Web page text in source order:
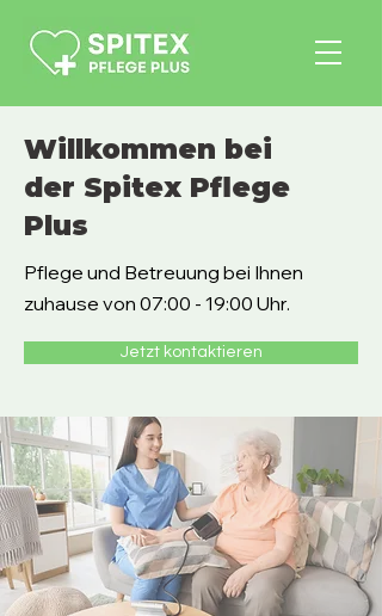
Willkommen bei
der Spitex Pflege
Plus
Pflege und Betreuung bei Ihnen
zuhause von 07:00 - 19:00 Uhr.
Jetzt kontaktieren